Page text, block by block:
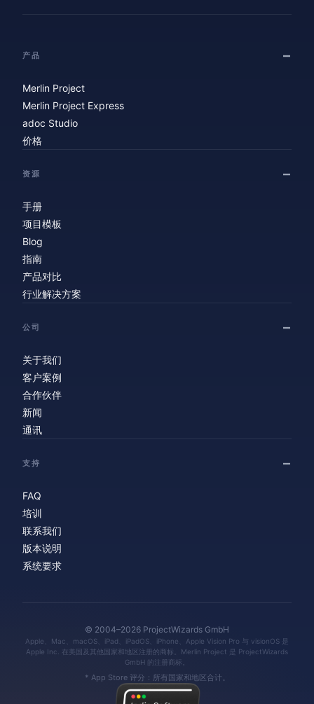
产品
Merlin Project
Merlin Project Express
adoc Studio
价格
资源
手册
项目模板
Blog
指南
产品对比
行业解决方案
公司
关于我们
客户案例
合作伙伴
新闻
通讯
支持
FAQ
培训
联系我们
版本说明
系统要求
© 2004–2026 ProjectWizards GmbH
Apple、Mac、macOS、iPad、iPadOS、iPhone、Apple Vision Pro 与 visionOS 是
Apple Inc. 在美国及其他国家和地区注册的商标。Merlin Project 是 ProjectWizards
GmbH 的注册商标。
* App Store 评分：所有国家和地区合计。